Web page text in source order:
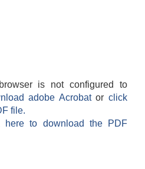
is not configured to
adobe Acrobatorclick
file.
here to download the PDF